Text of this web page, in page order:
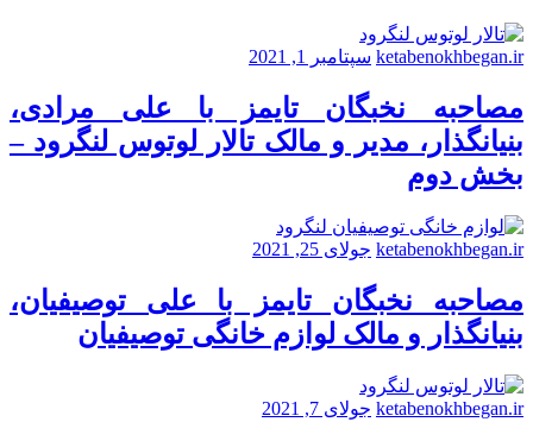
ketabenokhbegan.ir سپتامبر 1, 2021
مصاحبه نخبگان تایمز با علی مرادی،
بنیانگذار، مدیر و مالک تالار لوتوس لنگرود –
بخش دوم
ketabenokhbegan.ir جولای 25, 2021
مصاحبه نخبگان تایمز با علی توصیفیان،
بنیانگذار و مالک لوازم خانگی توصیفیان
ketabenokhbegan.ir جولای 7, 2021